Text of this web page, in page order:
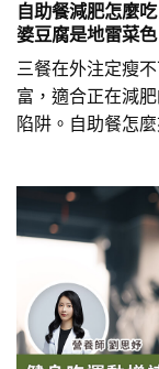
自助餐減肥怎麼
婆豆腐是地雷菜色
三餐在外注定瘦
富，適合正在減
陷阱。自助餐怎麼